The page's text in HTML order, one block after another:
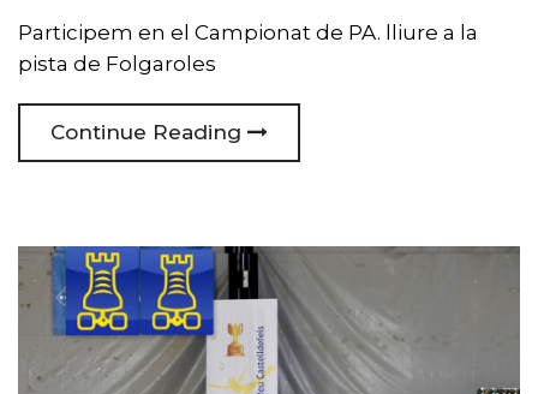
Participem en el Campionat de PA. lliure a la
pista de Folgaroles
Continue Reading